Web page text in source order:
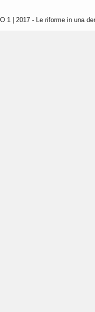
1 | 2017 - Le riforme in una